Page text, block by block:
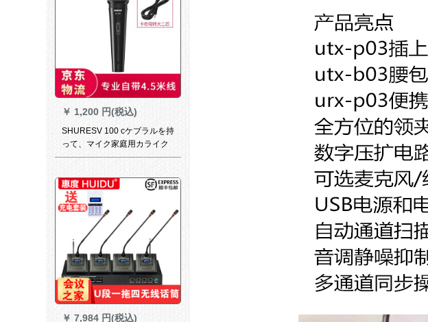
￥ 1,200 円(税込)
SHURESV 100 cケブラルを持
って、マイク家庭用カライク
レット教室のボブケースを持
￥ 7,984 円(税込)